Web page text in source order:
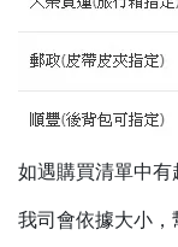
如遇購買清單中
我司會依據大小，